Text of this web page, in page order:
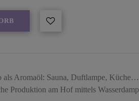
als Aromaöl: Sauna, Duftlampe,
Produktion am Hof mittels